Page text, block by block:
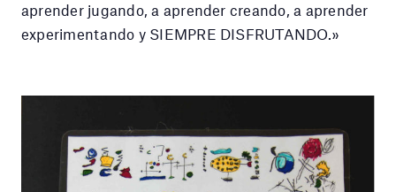
aprender jugando, a aprender creando, a aprender
experimentando y SIEMPRE DISFRUTANDO.»